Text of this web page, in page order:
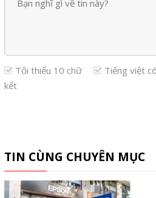
Tối thiểu 10 chữ Tiếng việt
kết
TIN CÙNG CHUYÊN MỤC